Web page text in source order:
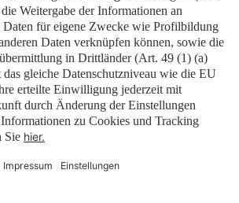
Datenschutz Cookies
BarrierefreiheitBarrierefrei
CMS Asia